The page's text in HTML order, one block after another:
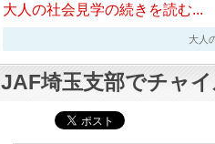
大人の社会見学の続きを読む...
大人
JAF埼玉支部でチャ